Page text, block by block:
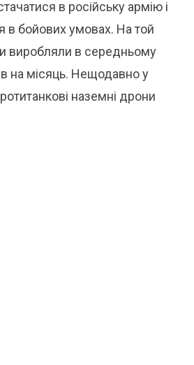
в російську армію і
в бойових умовах. На той
виробляли в середньому
на місяць. Нещодавно у
наземні дрони